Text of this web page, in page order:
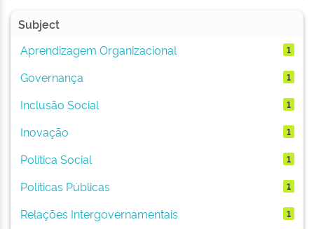
Subject
Aprendizagem Organizacional
1
Governança 1
Inclusão Social 1
Inovação 1
Política Social 1
Políticas Públicas 1
Relações Intergovernamentais 1